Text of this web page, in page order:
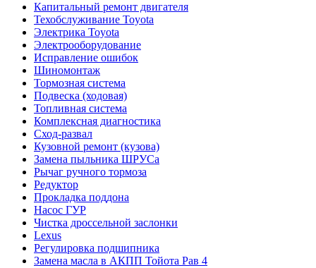
Капитальный ремонт двигателя
Техобслуживание Toyota
Электрика Toyota
Электрооборудование
Исправление ошибок
Шиномонтаж
Тормозная система
Подвеска (ходовая)
Топливная система
Комплексная диагностика
Сход-развал
Кузовной ремонт (кузова)
Замена пыльника ШРУСа
Рычаг ручного тормоза
Редуктор
Прокладка поддона
Насос ГУР
Чистка дроссельной заслонки
Lexus
Регулировка подшипника
Замена масла в АКПП Тойота Рав 4